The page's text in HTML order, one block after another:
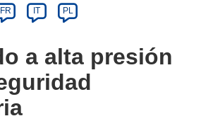
FR IT PL
a alta presión